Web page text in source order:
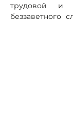
трудовой и
беззаветного